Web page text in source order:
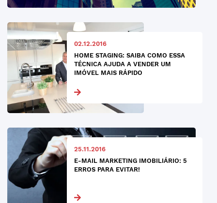
02.12.2016
HOME STAGING: SAIBA COMO ESSA
TÉCNICA AJUDA A VENDER UM
IMÓVEL MAIS RÁPIDO
25.11.2016
E-MAIL MARKETING IMOBILIÁRIO: 5
ERROS PARA EVITAR!